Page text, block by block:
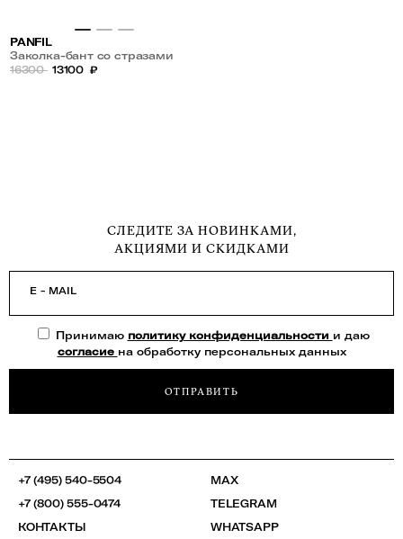
PANFIL
Заколка-бант со стразами
16300 13100 ₽
СЛЕДИТЕ ЗА НОВИНКАМИ,
АКЦИЯМИ И СКИДКАМИ
E - MAIL
Принимаю политику конфиденциальности и даю
согласие на обработку персональных данных
ОТПРАВИТЬ
+7 (495) 540-5504
+7 (800) 555-0474
КОНТАКТЫ
MAX
TELEGRAM
WHATSAPP